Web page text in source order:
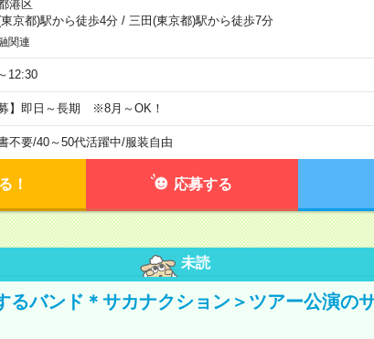
港区
京都)駅から徒歩4分/ 三田(東京都)駅から徒歩7分
関連
12:30
募】即日～長期 ※8月～OK！
不要/40～50代活躍中/服装自由
！ 応募する
未読
るバンド＊サカナクション＞ツアー公演の